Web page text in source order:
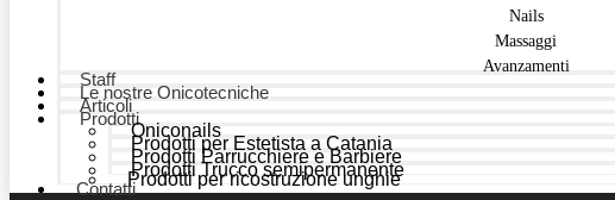
Nails
Massaggi
Avanzamenti
Staff
Le nostre Onicotecniche
Articoli
Prodotti
Oniconails
Prodotti per Estetista a Catania
Prodotti Parrucchiere e Barbiere
Prodotti Trucco semipermanente
Prodotti per ricostruzione unghie
Contatti